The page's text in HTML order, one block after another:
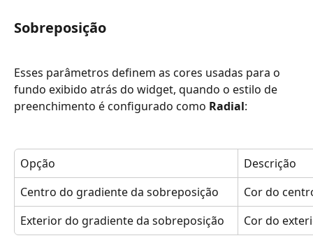
Sobreposição
Esses parâmetros definem as cores usadas para o
fundo exibido atrás do widget, quando o estilo de
preenchimento é configurado como Radial:
Opção
Descrição
Centro do gradiente da sobreposição
Cor do
Exterior do gradiente da sobreposição
Cor do